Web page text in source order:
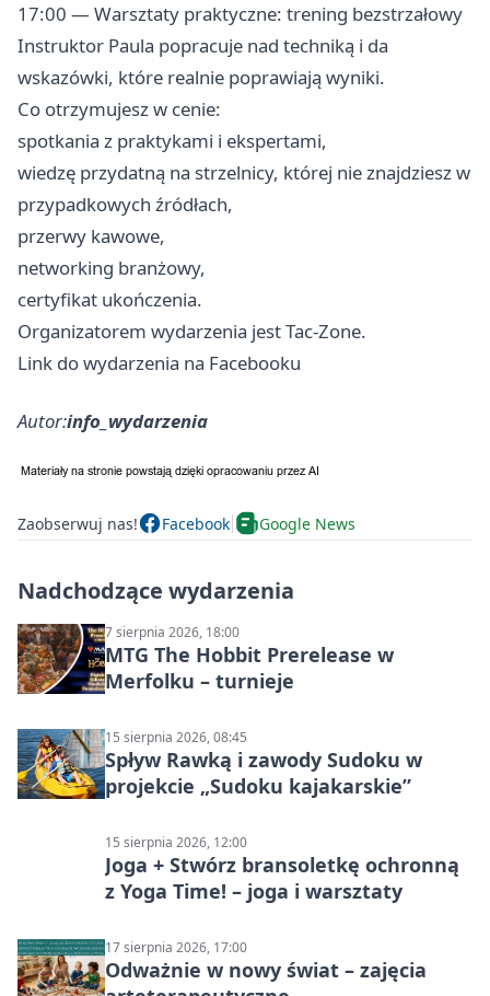
17:00 — Warsztaty praktyczne: trening bezstrzałowy
Instruktor Paula popracuje nad techniką i da
wskazówki, które realnie poprawiają wyniki.
Co otrzymujesz w cenie:
spotkania z praktykami i ekspertami,
wiedzę przydatną na strzelnicy, której nie znajdziesz w
przypadkowych źródłach,
przerwy kawowe,
networking branżowy,
certyfikat ukończenia.
Organizatorem wydarzenia jest Tac-Zone.
Link do wydarzenia na Facebooku
Autor:info_wydarzenia
Zaobserwuj nas! Facebook Google News
Nadchodzące wydarzenia
7 sierpnia 2026, 18:00
MTG The Hobbit Prerelease w
Merfolku – turnieje
15 sierpnia 2026, 08:45
Spływ Rawką i zawody Sudoku w
projekcie „Sudoku kajakarskie”
15 sierpnia 2026, 12:00
Joga + Stwórz bransoletkę ochronną
z Yoga Time! – joga i warsztaty
17 sierpnia 2026, 17:00
Odważnie w nowy świat – zajęcia